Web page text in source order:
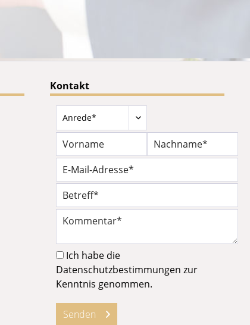
Kontakt
Ich habe die
Datenschutzbestimmungen zur
Kenntnis genommen.
Senden